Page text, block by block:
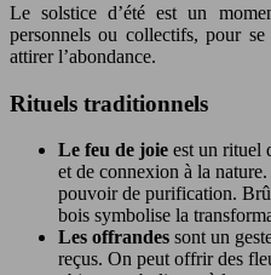
Le solstice d’été est un
personnels ou collectifs, pour
attirer l’abondance.
Rituels traditionnels
Le feu de joie est un rituel
et de connexion à la
pouvoir de purification.
bois symbolise la
Les offrandes sont un
reçus. On peut offrir des